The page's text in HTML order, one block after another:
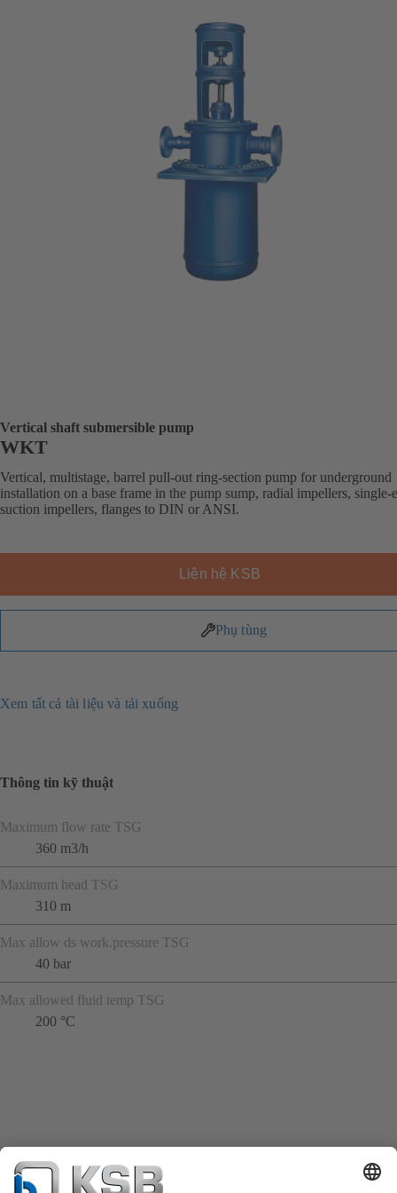
Vertical shaft submersible pump
WKT
Vertical, multistage, barrel pull-out ring-section pump for underground
installation on a base frame in the pump sump, radial impellers, single-
suction impellers, flanges to DIN or ANSI.
Liên hệ KSB
Phụ tùng
Xem tất cả tài liệu và tải xuống
Thông tin kỹ thuật
Maximum flow rate TSG
360 m3/h
Maximum head TSG
310 m
Max allow ds work.pressure TSG
40 bar
Max allowed fluid temp TSG
200 °C